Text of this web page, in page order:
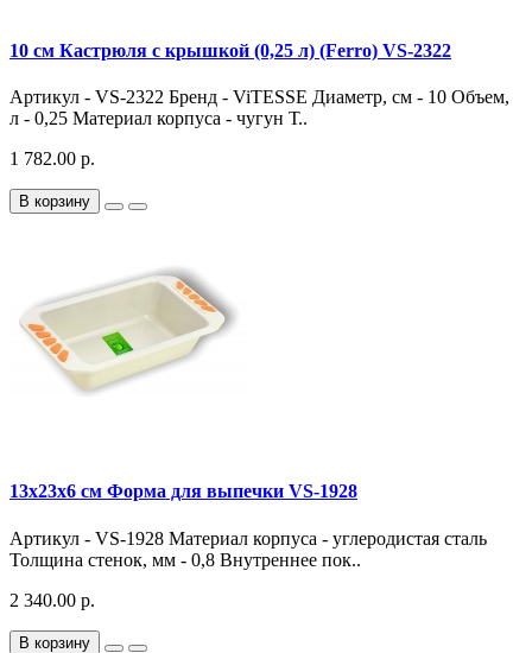
10 см Кастрюля с крышкой (0,25 л) (Ferro) VS-2322
Артикул - VS-2322 Бренд - ViTESSE Диаметр, см - 10 Объем,
л - 0,25 Материал корпуса - чугун Т..
1 782.00 р.
В корзину
13х23х6 см Форма для выпечки VS-1928
Артикул - VS-1928 Материал корпуса - углеродистая сталь
Толщина стенок, мм - 0,8 Внутреннее пок..
2 340.00 р.
В корзину